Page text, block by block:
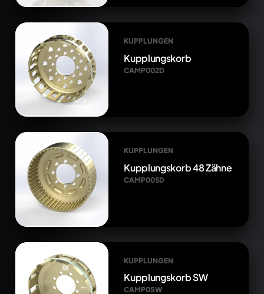
KUPPLUNGEN
Kupplungskorb
CAMP002D
KUPPLUNGEN
Kupplungskorb 48 Zähne
CAMP005D
KUPPLUNGEN
Kupplungskorb SW
CAMP0SW